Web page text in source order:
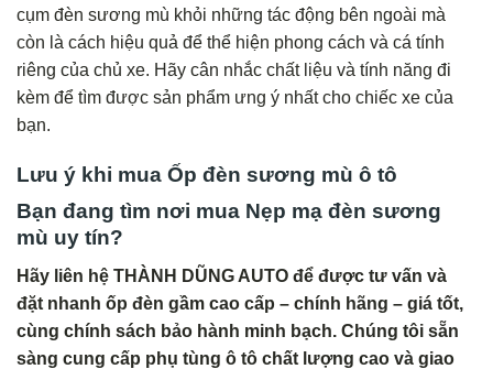
cụm đèn sương mù khỏi những tác động bên ngoài mà
còn là cách hiệu quả để thể hiện phong cách và cá tính
riêng của chủ xe. Hãy cân nhắc chất liệu và tính năng đi
kèm để tìm được sản phẩm ưng ý nhất cho chiếc xe của
bạn.
Lưu ý khi mua Ốp đèn sương mù ô tô
Bạn đang tìm nơi mua Nẹp mạ đèn sương
mù uy tín?
Hãy liên hệ THÀNH DŨNG AUTO để được tư vấn và
đặt nhanh ốp đèn gầm cao cấp – chính hãng – giá tốt,
cùng chính sách bảo hành minh bạch. Chúng tôi sẵn
sàng cung cấp phụ tùng ô tô chất lượng cao và giao